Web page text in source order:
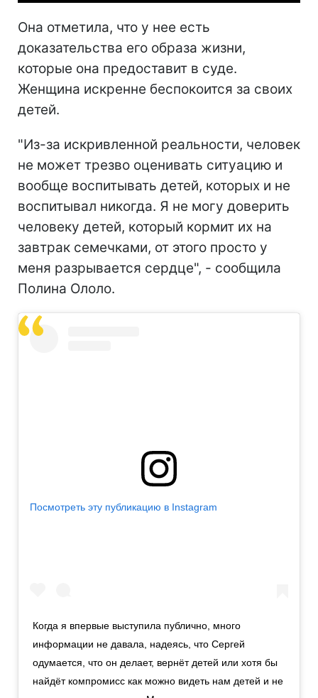
Она отметила, что у нее есть
доказательства его образа жизни,
которые она предоставит в суде.
Женщина искренне беспокоится за своих
детей.
"Из-за искривленной реальности, человек
не может трезво оценивать ситуацию и
вообще воспитывать детей, которых и не
воспитывал никогда. Я не могу доверить
человеку детей, который кормит их на
завтрак семечками, от этого просто у
меня разрывается сердце", - сообщила
Полина Ололо.
Посмотреть эту публикацию в Instagram
Когда я впервые выступила публично, много
информации не давала, надеясь, что Сергей
одумается, что он делает, вернёт детей или хотя бы
найдёт компромисс как можно видеть нам детей и не